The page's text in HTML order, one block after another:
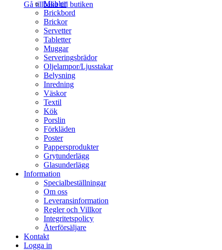
Gå tillbaka till butiken
Möbler
Brickbord
Brickor
Servetter
Tabletter
Muggar
Serveringsbrädor
Oljelampor/Ljusstakar
Belysning
Inredning
Väskor
Textil
Kök
Porslin
Förkläden
Poster
Pappersprodukter
Grytunderlägg
Glasunderlägg
Information
Specialbeställningar
Om oss
Leveransinformation
Regler och Villkor
Integritetspolicy
Återförsäljare
Kontakt
Logga in